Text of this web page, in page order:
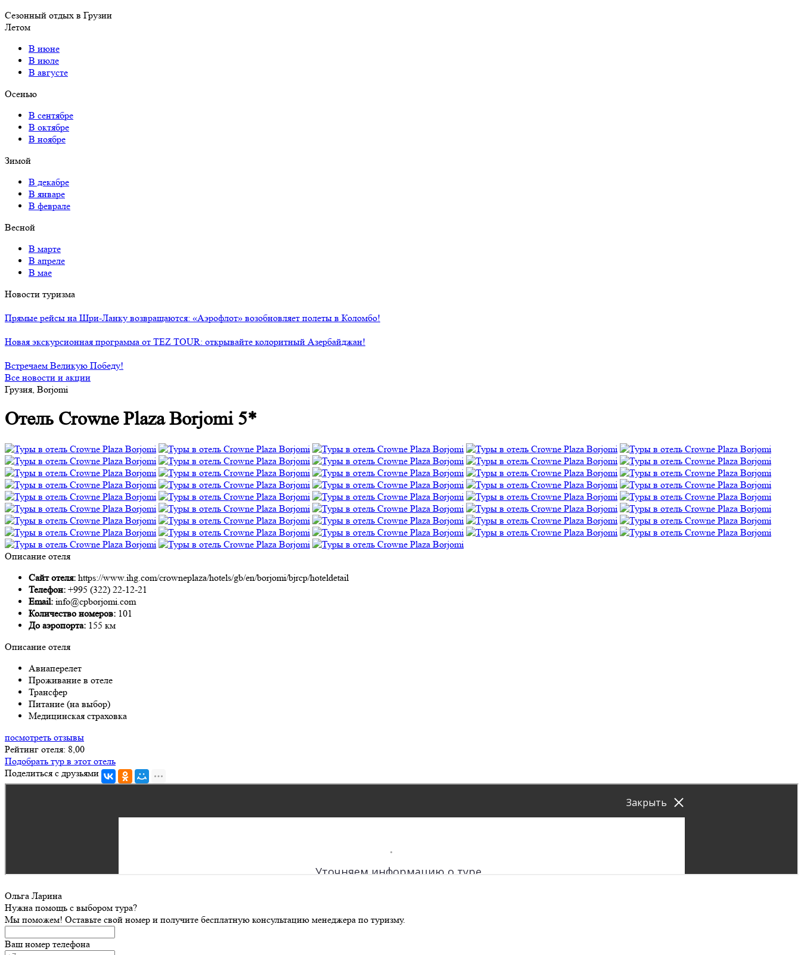
Сезонный отдых в Грузии
Летом
В июне
В июле
В августе
Осенью
В сентябре
В октябре
В ноябре
Зимой
В декабре
В январе
В феврале
Весной
В марте
В апреле
В мае
Новости туризма
Прямые рейсы на Шри-Ланку возвращаются: «Аэрофлот» возобновляет полеты в Коломбо!
Новая экскурсионная программа от TEZ TOUR: открывайте колоритный Азербайджан!
Встречаем Великую Победу!
Все новости и акции
Грузия, Borjomi
Отель Crowne Plaza Borjomi 5*
Описание отеля
Сайт отеля: https://www.ihg.com/crowneplaza/hotels/gb/en/borjomi/bjrcp/hoteldetail
Телефон: +995 (322) 22-12-21
Email: info@cpborjomi.com
Количество номеров: 101
До аэропорта: 155 км
Описание отеля
Авиаперелет
Проживание в отеле
Трансфер
Питание (на выбор)
Медицинская страховка
посмотреть отзывы
Рейтинг отеля: 8,00
Подобрать тур в этот отель
Поделиться с друзьями
Ольга Ларина
Нужна помощь с выбором тура?
Мы поможем! Оставьте свой номер и получите бесплатную консультацию менеджера по туризму.
Ваш номер телефона